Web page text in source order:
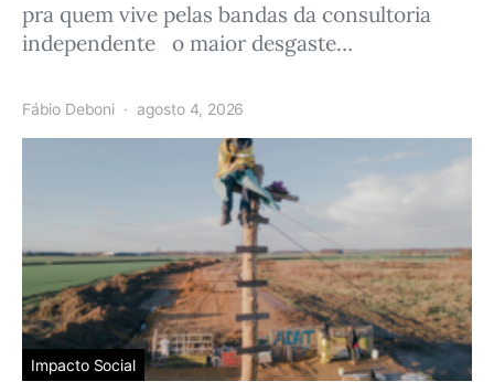
pra quem vive pelas bandas da consultoria
independente o maior desgaste…
Fábio Deboni agosto 4, 2026
Impacto Social